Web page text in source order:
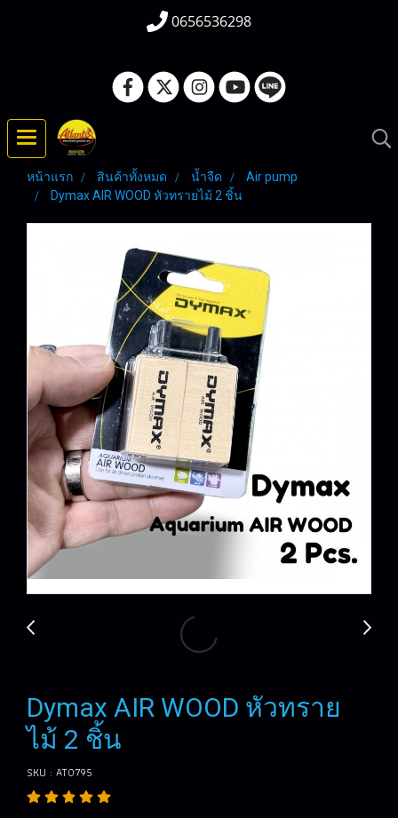
0656536298
หน้าแรก สินค้าทั้งหมด น้ำจืด
Air pump
Dymax AIR WOOD หัวทรายไม้ 2 ชิ้น
Dymax AIR WOOD หัวทราย
ไม้ 2 ชิ้น
SKU : AT0795